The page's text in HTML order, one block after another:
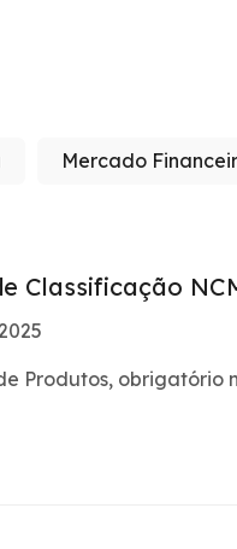
Mercado
Classificação
Produtos, obrigatório